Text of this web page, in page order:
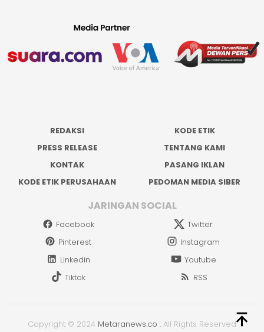
REDAKSI
KODE ETIK
PRESS RELEASE
TENTANG KAMI
KONTAK
PASANG IKLAN
KODE ETIK PERUSAHAAN
PEDOMAN MEDIA SIBER
JARINGAN SOCIAL
Facebook
Twitter
Pinterest
Instagram
Linkedin
Youtube
Tiktok
RSS
Copyright © 2024 Metaranews.co . All Rights Reserved